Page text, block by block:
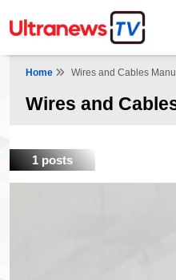
Home Wires and Cables
Wires and
1 posts